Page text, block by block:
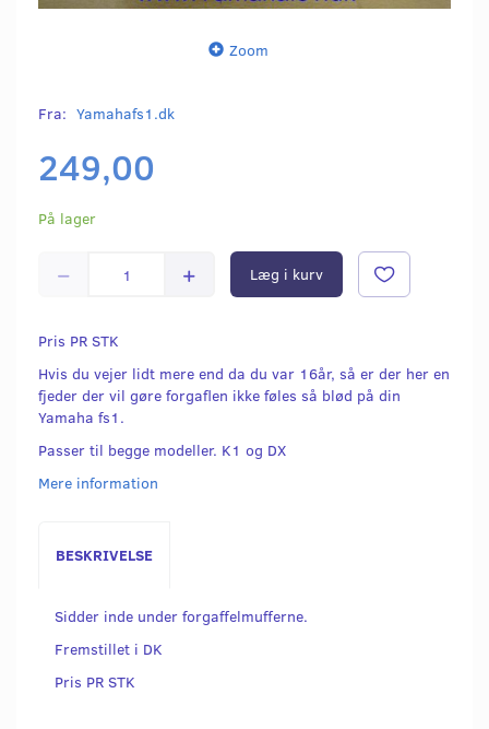
Zoom
Fra: Yamahafs1.dk
249,00
På lager
Læg i kurv
Pris PR STK
Hvis du vejer lidt mere end da du var 16år, så er der her en
fjeder der vil gøre forgaflen ikke føles så blød på din
Yamaha fs1.
Passer til begge modeller. K1 og DX
Mere information
BESKRIVELSE
Sidder inde under forgaffelmufferne.
Fremstillet i DK
Pris PR STK